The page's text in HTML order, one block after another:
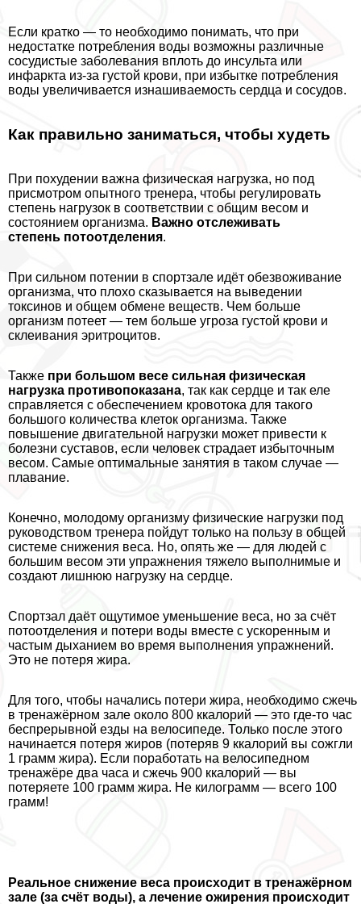
Если кратко — то необходимо понимать, что при
недостатке потрeбления воды возможны различные
сосудистые заболевания вплоть до инсульта или
инфаркта из-за густой крови, при избытке потрeбления
воды увеличивается изнашиваемость сердца и сосудов.
Как правильно заниматься, чтобы худеть
При похудении важна физическая нагрузка, но под
присмотром опытного тренера, чтобы регулировать
степень нагрузок в соответствии с общим весом и
состоянием организма. Важно отслеживать
степень потоотделения.
При сильном потении в спортзале идёт обезвоживание
организма, что плохо сказывается на выведении
токсинов и общем обмене веществ. Чем больше
организм потеет — тем больше угроза густой крови и
склеивания эритроцитов.
Также при большом весе сильная физическая
нагрузка противопоказана, так как сердце и так еле
справляется с обеспечением кровотока для такого
большого количества клеток организма. Также
повышение двигательной нагрузки может привести к
болезни суставов, если человек страдает избыточным
весом. Самые оптимальные занятия в таком случае —
плавание.
Конечно, молодому организму физические нагрузки под
руководством тренера пойдут только на пользу в общей
системе снижения веса. Но, опять же — для людей с
большим весом эти упражнения тяжело выполнимые и
создают лишнюю нагрузку на сердце.
Спортзал даёт ощутимое уменьшение веса, но за счёт
потоотделения и потери воды вместе с ускоренным и
частым дыханием во время выполнения упражнений.
Это не потеря жира.
Для того, чтобы начались потери жира, необходимо сжечь
в тренажёрном зале около 800 ккалорий — это где-то час
беспрерывной езды на велосипеде. Только после этого
начинается потеря жиров (потеряв 9 ккалорий вы сожгли
1 грамм жира). Если поработать на велосипедном
тренажёре два часа и сжечь 900 ккалорий — вы
потеряете 100 грамм жира. Не килограмм — всего 100
грамм!
Реальное снижение веса происходит в тренажёрном
зале (за счёт воды), а лечение ожирения происходит